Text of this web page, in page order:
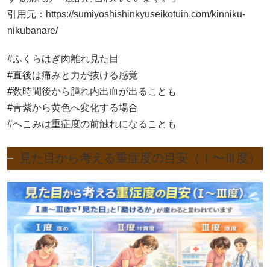
引用元： https://sumiyoshishinkyuseikotuin.com/kinniku-
nikubanare/
#ふくらはぎ肉離れ見た目
#直後は痛みと力が抜ける感覚
#数時間後から腫れ内出血が出ることも
#青紫から黄色へ変化する場合
#へこみは重症度の前触れになることも
見た目から考える重症度の目安（Ⅰ〜Ⅲ度）